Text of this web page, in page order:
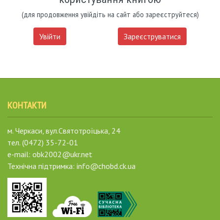
(для продовження увійдіть на сайт або зареєструйтеся)
Увійти Зареєструватися
КОНТАКТИ
м. Черкаси, вул.Святотроїцька, 24
тел. (0472) 35-72-01
e-mail: obk2002@ukr.net
Технічна підтримка: info@chobd.ck.ua